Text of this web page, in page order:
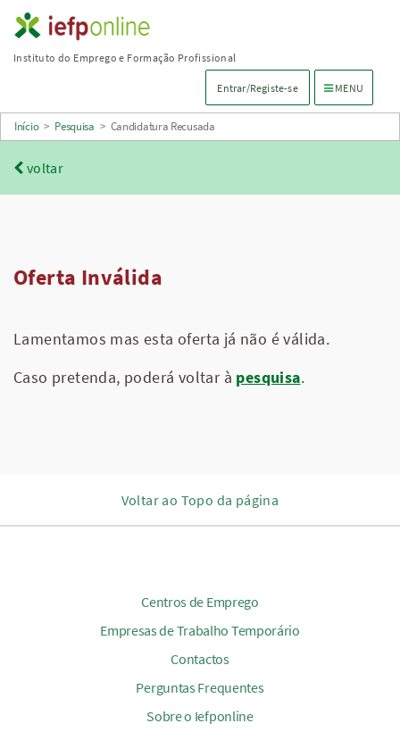
Saltar
para
principal
Instituto do Emprego e Formação Profissional
Entrar/Registe-se Menu de
MENU
Início > Pesquisa > Candidatura Recusada
voltar
Oferta Inválida
Lamentamos mas esta oferta já não é válida.
Caso pretenda, poderá voltar à pesquisa.
Voltar ao Topo da página
Centros de Emprego
Empresas de Trabalho Temporário
Contactos
Perguntas Frequentes
Sobre o Iefponline